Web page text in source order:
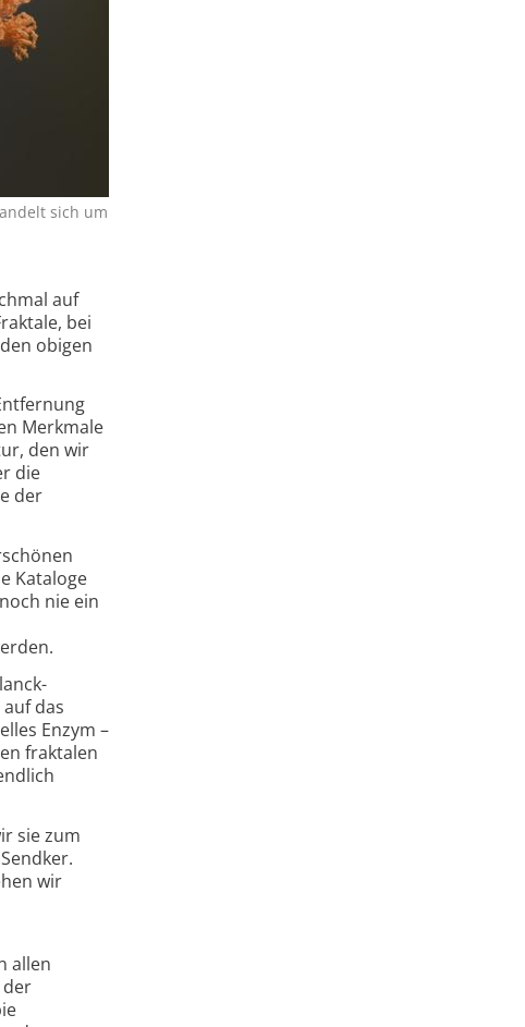
sich um
auf
bei
obigen
Merkmale
den wir
die
der
Kataloge
nie ein
das
Enzym –
fraktalen
sie zum
wir
allen
der